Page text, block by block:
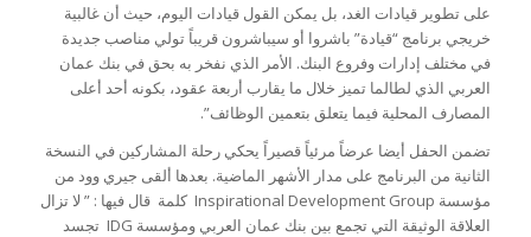
على تطوير قيادات الغد، بل يمكن القول قيادات اليوم، حيث أن غالبية
خريجي برنامج “قيادة” باشروا أو سيباشرون قريباً تولي مناصب جديدة
في مختلف إدارات وفروع البنك. الأمر الذي نفخر به بحق في بنك عمان
العربي الذي لطالما تميز خلال ما يقارب أربعة عقود، بكونه أحد أعلى
المصارف المحلية فيما يتعلق بتعمين الوظائف”.
تضمن الحفل أيضا عرضاً مرئياً قصيراً يحكي رحلة المشاركين في النسخة
الثانية من البرنامج على مدار الأشهر الماضية. بعدها ألقى جيري وود من
مؤسسة Inspirational Development Group كلمة قال فيها : ” لا تزال
العلاقة الوثيقة التي تجمع بين بنك عمان العربي ومؤسسة IDG تجسد